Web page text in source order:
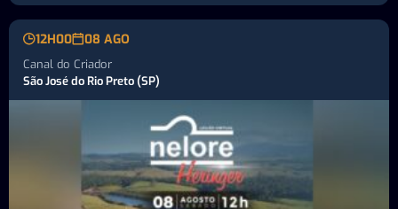
12H00 08 AGO
Canal do Criador
São José do Rio Preto (SP)